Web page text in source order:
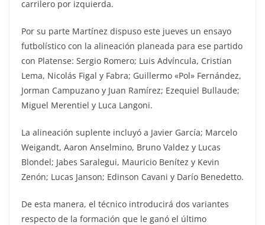
carrilero por izquierda.
Por su parte Martínez dispuso este jueves un ensayo
futbolístico con la alineación planeada para ese partido
con Platense: Sergio Romero; Luis Advíncula, Cristian
Lema, Nicolás Figal y Fabra; Guillermo «Pol» Fernández,
Jorman Campuzano y Juan Ramírez; Ezequiel Bullaude;
Miguel Merentiel y Luca Langoni.
La alineación suplente incluyó a Javier García; Marcelo
Weigandt, Aaron Anselmino, Bruno Valdez y Lucas
Blondel; Jabes Saralegui, Mauricio Benítez y Kevin
Zenón; Lucas Janson; Edinson Cavani y Darío Benedetto.
De esta manera, el técnico introducirá dos variantes
respecto de la formación que le ganó el último